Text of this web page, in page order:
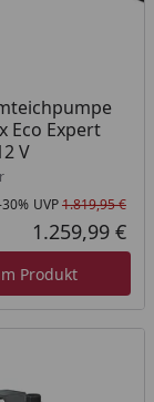
Preis
Eco Expert
V
Lager
UVP1.819,95 €
1.259,99 €
Produkt